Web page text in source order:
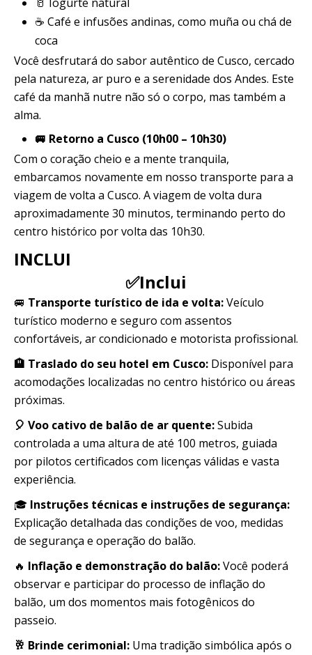
☕ Café e infusões andinas, como muña ou chá de
coca
Você desfrutará do sabor autêntico de Cusco, cercado
pela natureza, ar puro e a serenidade dos Andes. Este
café da manhã nutre não só o corpo, mas também a
alma.
🚐 Retorno a Cusco (10h00 – 10h30)
Com o coração cheio e a mente tranquila,
embarcamos novamente em nosso transporte para a
viagem de volta a Cusco. A viagem de volta dura
aproximadamente 30 minutos, terminando perto do
centro histórico por volta das 10h30.
INCLUI
✅Inclui
🚐 Transporte turístico de ida e volta:Veículo
turístico moderno e seguro com assentos
confortáveis, ar condicionado e motorista profissional.
🏨 Traslado do seu hotel em Cusco: Disponível para
acomodações localizadas no centro histórico ou áreas
próximas.
🎈 Voo cativo de balão de ar quente:Subida
controlada a uma altura de até 100 metros, guiada
por pilotos certificados com licenças válidas e vasta
experiência.
🎓 Instruções técnicas e instruções de segurança:
Explicação detalhada das condições de voo, medidas
de segurança e operação do balão.
🔥 Inflação e demonstração do balão:Você poderá
observar e participar do processo de inflação do
balão, um dos momentos mais fotogênicos do
passeio.
🥂 Brinde cerimonial: Uma tradição simbólica após o